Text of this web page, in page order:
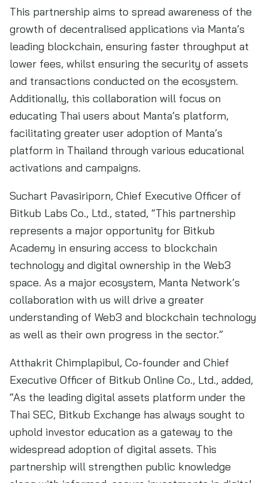
This partnership aims to spread awareness of the
growth of decentralised applications via Manta’s
leading blockchain, ensuring faster throughput at
lower fees, whilst ensuring the security of assets
and transactions conducted on the ecosystem.
Additionally, this collaboration will focus on
educating Thai users about Manta’s platform,
facilitating greater user adoption of Manta’s
platform in Thailand through various educational
activations and campaigns.
Suchart Pavasiriporn, Chief Executive Officer of
Bitkub Labs Co., Ltd., stated, “This partnership
represents a major opportunity for Bitkub
Academy in ensuring access to blockchain
technology and digital ownership in the Web3
space. As a major ecosystem, Manta Network’s
collaboration with us will drive a greater
understanding of Web3 and blockchain technology
as well as their own progress in the sector.”
Atthakrit Chimplapibul, Co-founder and Chief
Executive Officer of Bitkub Online Co., Ltd., added,
“As the leading digital assets platform under the
Thai SEC, Bitkub Exchange has always sought to
uphold investor education as a gateway to the
widespread adoption of digital assets. This
partnership will strengthen public knowledge